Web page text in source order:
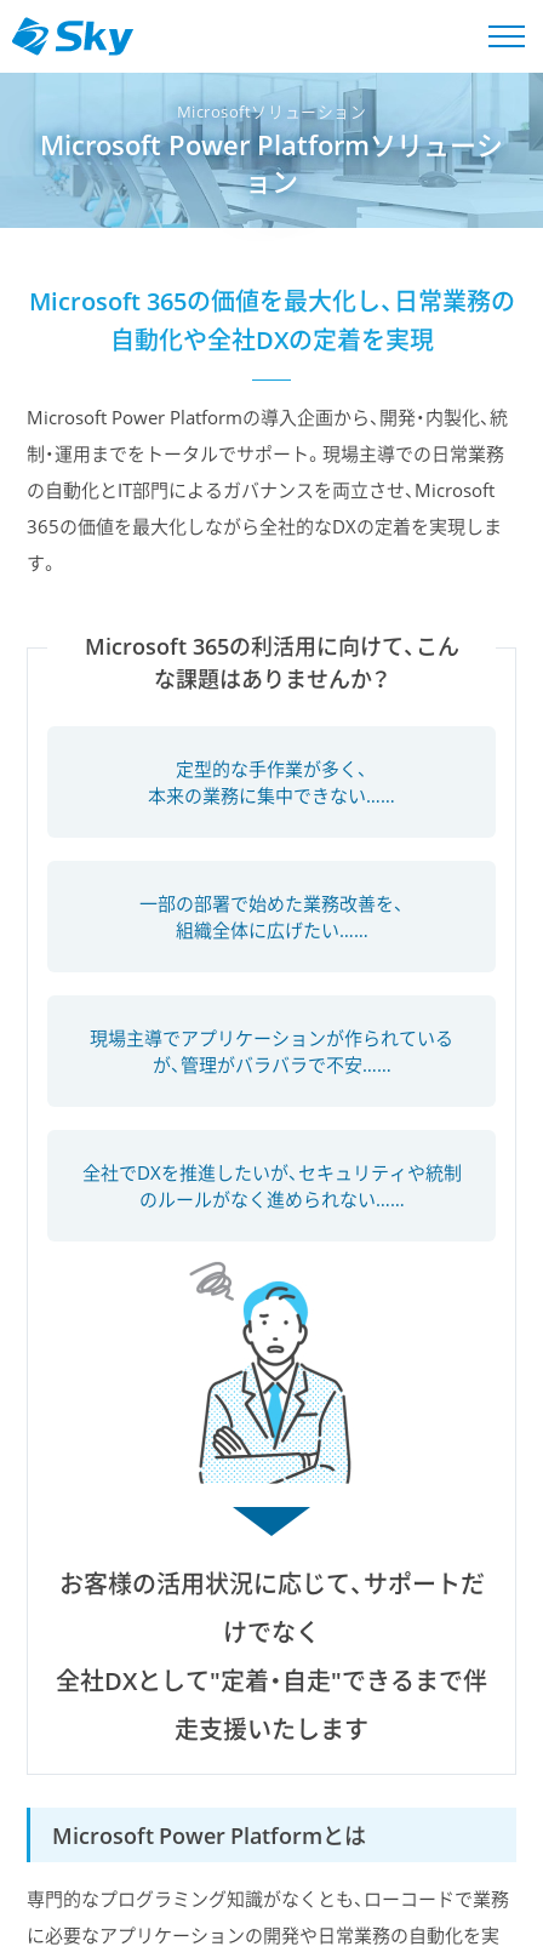
Microsoftソリューション
Microsoft Power Platformソリューシ
ョン
Microsoft 365の価値を最大化し、日常業務の
自動化や全社DXの定着を実現
Microsoft Power Platformの導入企画から、開発・内製化、統
制・運用までをトータルでサポート。現場主導での日常業務
の自動化とIT部門によるガバナンスを両立させ、Microsoft
365の価値を最大化しながら全社的なDXの定着を実現しま
す。
Microsoft 365の利活用に向けて、こん
な課題はありませんか？
定型的な手作業が多く、
本来の業務に集中できない……
一部の部署で始めた業務改善を、
組織全体に広げたい……
現場主導でアプリケーションが作られている
が、管理がバラバラで不安……
全社でDXを推進したいが、セキュリティや統制
のルールがなく進められない……
お客様の活用状況に応じて、サポートだ
けでなく
全社DXとして"定着・自走"できるまで伴
走支援いたします
Microsoft Power Platformとは
専門的なプログラミング知識がなくとも、ローコードで業務
に必要なアプリケーションの開発や日常業務の自動化を実